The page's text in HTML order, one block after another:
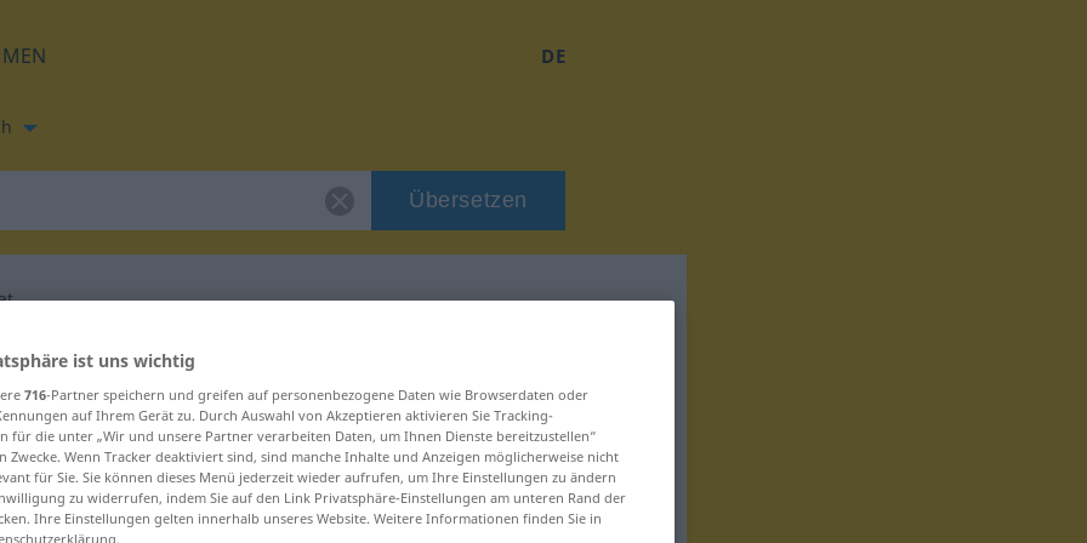
DE
Übersetzen
für "chlamstat"
ist uns wichtig
716-Partner speichern und greifen auf personenbezogene Daten wie Browserdaten oder
auf Ihrem Gerät zu. Durch Auswahl von Akzeptieren aktivieren Sie Tracking-
für die unter „Wir und unsere Partner verarbeiten Daten, um Ihnen Dienste bereitzustellen“
Zwecke. Wenn Tracker deaktiviert sind, sind manche Inhalte und Anzeigen möglicherweise nicht
für Sie. Sie können dieses Menü jederzeit wieder aufrufen, um Ihre Einstellungen zu ändern
zu widerrufen, indem Sie auf den Link Privatsphäre-Einstellungen am unteren Rand der
Ihre Einstellungen gelten innerhalb unseres Website. Weitere Informationen finden Sie in